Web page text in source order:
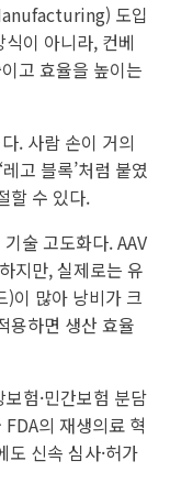
도입
이 아니라, 컨베
고 효율을 높이는
. 사람 손이 거의
고 블록’처럼 붙였
할 수 있다.
술 고도화다. AAV
지만, 실제로는 유
)이 많아 낭비가 크
용하면 생산 효율
험·민간보험 분담
의 재생의료 혁
신속 심사·허가